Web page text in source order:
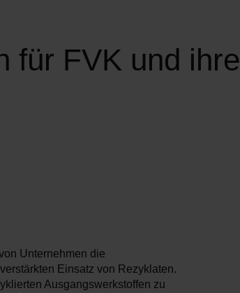
für FVK und ihre
Unternehmen die
Einsatz von Rezyklaten.
Ausgangswerkstoffen zu